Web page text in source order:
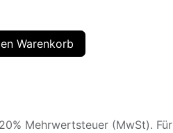
Warenkorb
Mehrwertsteuer (MwSt). Für